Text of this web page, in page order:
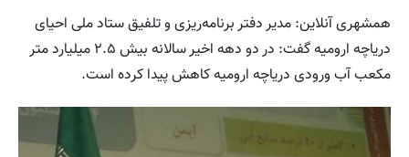
همشهری آنلاین: مدیر دفتر برنامه‌ریزی و تلفیق ستاد ملی احیای
دریاچه ارومیه گفت: در دو دهه اخیر سالانه بیش ۲.۵ میلیارد متر
مکعب آب ورودی دریاچه ارومیه کاهش پیدا کرده است.